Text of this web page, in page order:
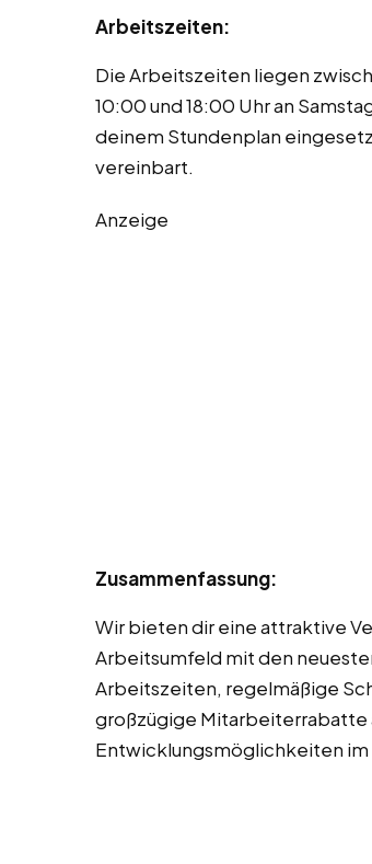
Arbeitszeiten:
Die Arbeitszeiten liegen
10:00 und 18:00 Uhr an
deinem Stundenplan
vereinbart.
Anzeige
Zusammenfassung:
Wir bieten dir eine attraktive
Arbeitsumfeld mit den
Arbeitszeiten, regelmäßige
großzügige Mitarbeiterrabatte
Entwicklungsmöglichkeiten